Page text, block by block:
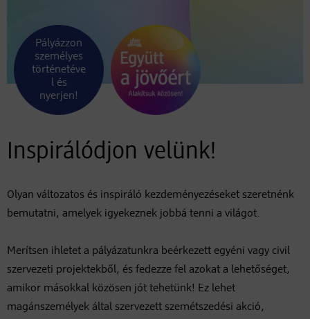
Pályázzon
személyes
történetéve
l és
nyerjen!
Inspirálódjon velünk!
Olyan változatos és inspiráló kezdeményezéseket szeretnénk
bemutatni, amelyek igyekeznek jobbá tenni a világot.
Merítsen ihletet a pályázatunkra beérkezett egyéni vagy civil
szervezeti projektekből, és fedezze fel azokat a lehetőséget,
amikor másokkal közösen jót tehetünk! Ez lehet
magánszemélyek által szervezett szemétszedési akció,